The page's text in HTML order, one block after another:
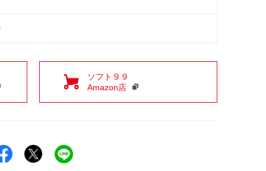
ソフト９９
Amazon店
Facebookでシェア
XでシェアLINEでシェア